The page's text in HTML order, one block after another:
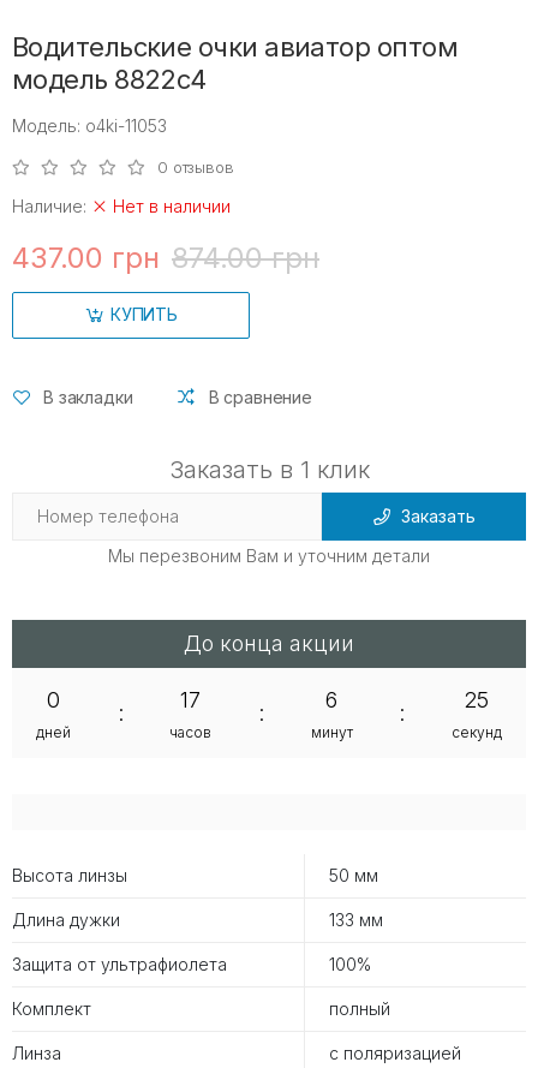
Высота линзы 50 мм
Длина дужки 133 мм
Защита от ультрафиолета 100%
Комплект полный
Линза с поляризацией
Водительские очки авиатор оптом
модель 8822c4
Модель: o4ki-11053
0 отзывов
Наличие: Нет в наличии
437.00 грн 874.00 грн
КУПИТЬ
В закладки В сравнение
Заказать в 1 клик
Заказать
Мы перезвоним Вам и уточним детали
До конца акции
0
дней
:
17
часов
:
6
минут
:
25
секунд